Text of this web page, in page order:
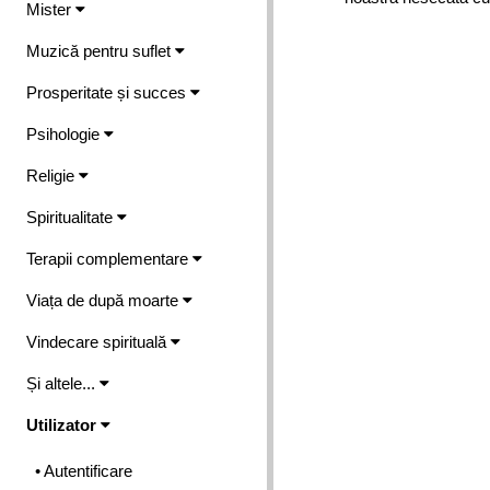
Mister
Muzică pentru suflet
Prosperitate și succes
Psihologie
Religie
Spiritualitate
Terapii complementare
Viața de după moarte
Vindecare spirituală
Și altele...
Utilizator
• Autentificare